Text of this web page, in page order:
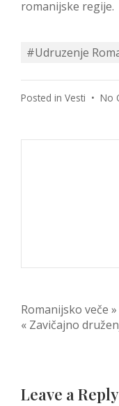
romanijske regije.
#Udruzenje
Posted in Vesti • No
Post
navigation
Romanijsko veče »
« Zavičajno
Leave a Reply